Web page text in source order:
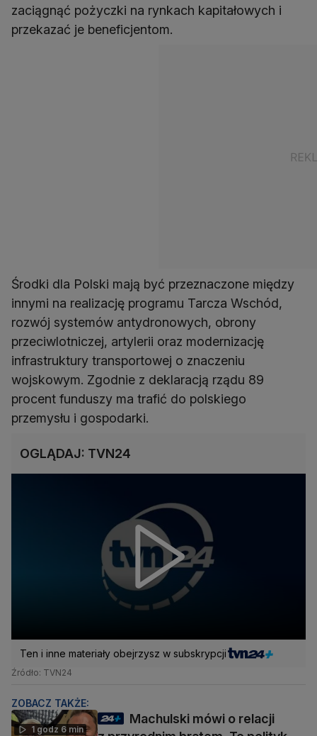
zaciągnąć pożyczki na rynkach kapitałowych i
przekazać je beneficjentom.
Środki dla Polski mają być przeznaczone między
innymi na realizację programu Tarcza Wschód,
rozwój systemów antydronowych, obrony
przeciwlotniczej, artylerii oraz modernizację
infrastruktury transportowej o znaczeniu
wojskowym. Zgodnie z deklaracją rządu 89
procent funduszy ma trafić do polskiego
przemysłu i gospodarki.
OGLĄDAJ: TVN24
Ten i inne materiały obejrzysz w subskrypcji
Źródło: TVN24
ZOBACZ TAKŻE:
1 godz 6 min
Machulski mówi o relacji